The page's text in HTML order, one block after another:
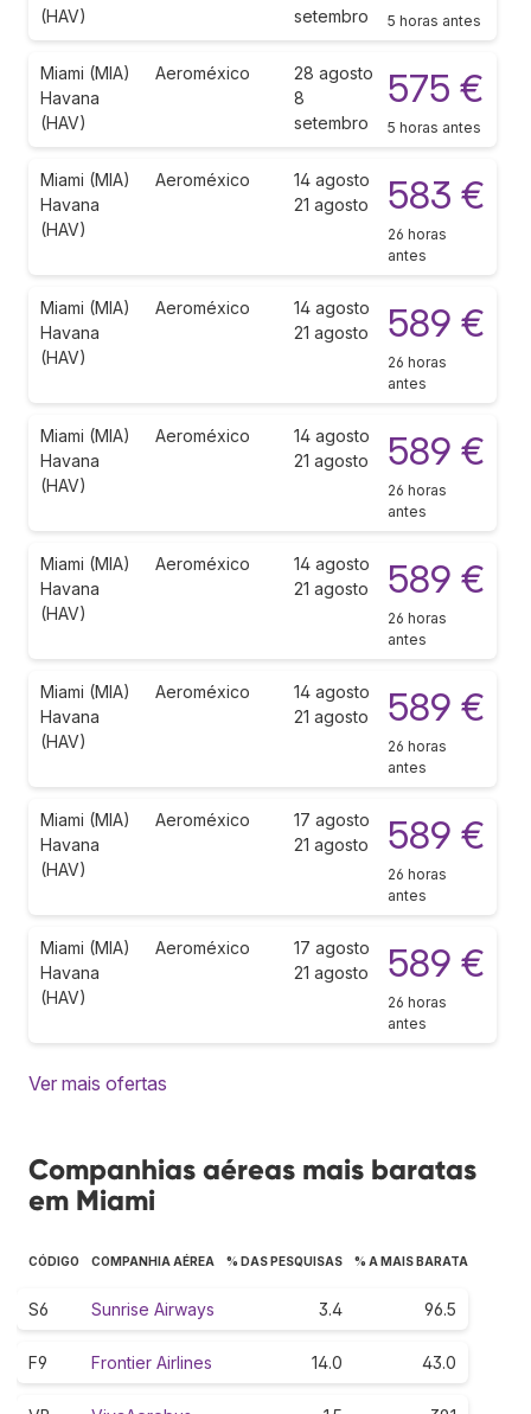
(HAV)
setembro
5 horas antes
Miami (MIA)
Havana
(HAV)
Aeroméxico
28 agosto
8
setembro
575 €
5 horas antes
Miami (MIA)
Havana
(HAV)
Aeroméxico
14 agosto
21 agosto
583 €
26 horas
antes
Miami (MIA)
Havana
(HAV)
Aeroméxico
14 agosto
21 agosto
589 €
26 horas
antes
Miami (MIA)
Havana
(HAV)
Aeroméxico
14 agosto
21 agosto
589 €
26 horas
antes
Miami (MIA)
Havana
(HAV)
Aeroméxico
14 agosto
21 agosto
589 €
26 horas
antes
Miami (MIA)
Havana
(HAV)
Aeroméxico
14 agosto
21 agosto
589 €
26 horas
antes
Miami (MIA)
Havana
(HAV)
Aeroméxico
17 agosto
21 agosto
589 €
26 horas
antes
Miami (MIA)
Havana
(HAV)
Aeroméxico
17 agosto
21 agosto
589 €
26 horas
antes
Ver mais ofertas
Companhias aéreas mais baratas
em Miami
CÓDIGO COMPANHIA AÉREA % DAS PESQUISAS % A MAIS BARATA
S6 Sunrise Airways 3.4 96.5
F9 Frontier Airlines 14.0 43.0